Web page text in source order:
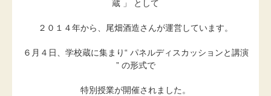
蔵 」 として
２０１４年から、尾畑酒造さんが運営しています。
６月４日、学校蔵に集まり“ パネルディスカッションと講演
” の形式で
特別授業が開催されました。